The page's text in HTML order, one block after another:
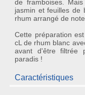
de framboises.
jasmin etfeuilles de
rhum arrangé de
Cette préparation
cL de rhum blanc
avant d'être filtrée
paradis !
Caractéristiques